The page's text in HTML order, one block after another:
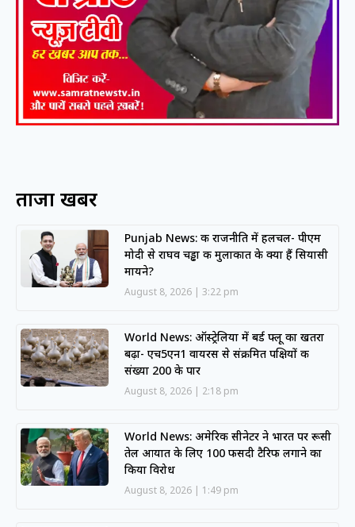
ताजा खबरें
Punjab News: की राजनीति में हलचल- पीएम
मोदी से राघव चड्ढा की मुलाकात के क्या हैं सियासी
मायने?
August 8, 2026 3:22 pm
World News: ऑस्ट्रेलिया में बर्ड फ्लू का खतरा
बढ़ा- एच5एन1 वायरस से संक्रमित पक्षियों की
संख्या 200 के पार
August 8, 2026 2:18 pm
World News: अमेरिकी सीनेटर ने भारत पर रूसी
तेल आयात के लिए 100 फीसदी टैरिफ लगाने का
किया विरोध
August 8, 2026 1:49 pm